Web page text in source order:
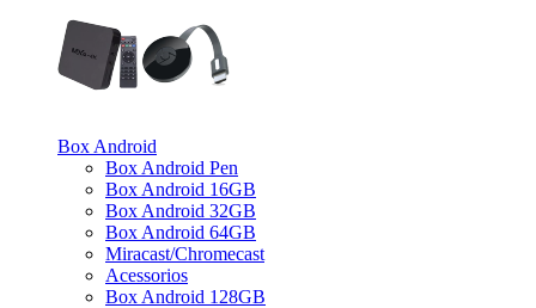
Box Android
Box Android Pen
Box Android 16GB
Box Android 32GB
Box Android 64GB
Miracast/Chromecast
Acessorios
Box Android 128GB